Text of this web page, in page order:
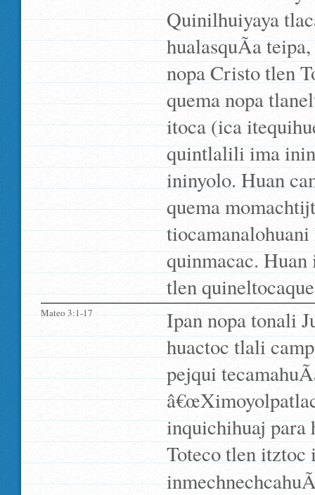
Quinilhuiyaya
hualasquÃ­a
nopa Cristo tlen
quema nopa
itoca (ica
quintlalili ima
ininyolo. Huan
quema
quinmacac.
tlen
Mateo 3:1-17
Ipan nopa tonali
huactoc tlali
pejqui
inquichihuaj para
Toteco tlen itztoc